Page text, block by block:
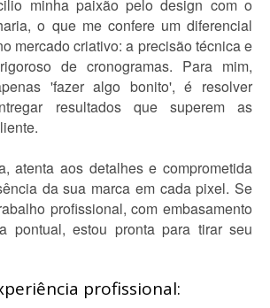
minha paixão pelo design com o
o que me confere um diferencial
mercado criativo: a precisão técnica e
de cronogramas. Para mim,
'fazer algo bonito', é resolver
resultados que superem as
atenta aos detalhes e comprometida
da sua marca em cada pixel. Se
profissional, com embasamento
pontual, estou pronta para tirar seu
profissional: